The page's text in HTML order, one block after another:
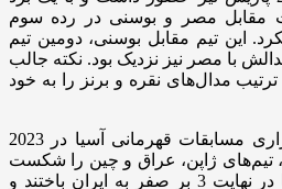
مقابل مصر و بوسنی در رده سوم
این تیم مقابل بوسنی، دومین تیم
بر 2 باخت و جدالش با مصر نیز نزدیک بود. نکته جالب
مدال‌های نقره و برنز را به خود
قزاق‌ها در آخرین دوره برگزاری مسابقات قهرمانی آسیا در 2023
تیم‌های ژاپن، عراق و چین را شکست
دادند و به فینال رسیدند، اما در نهایت 3 بر صفر به ایران باختند و